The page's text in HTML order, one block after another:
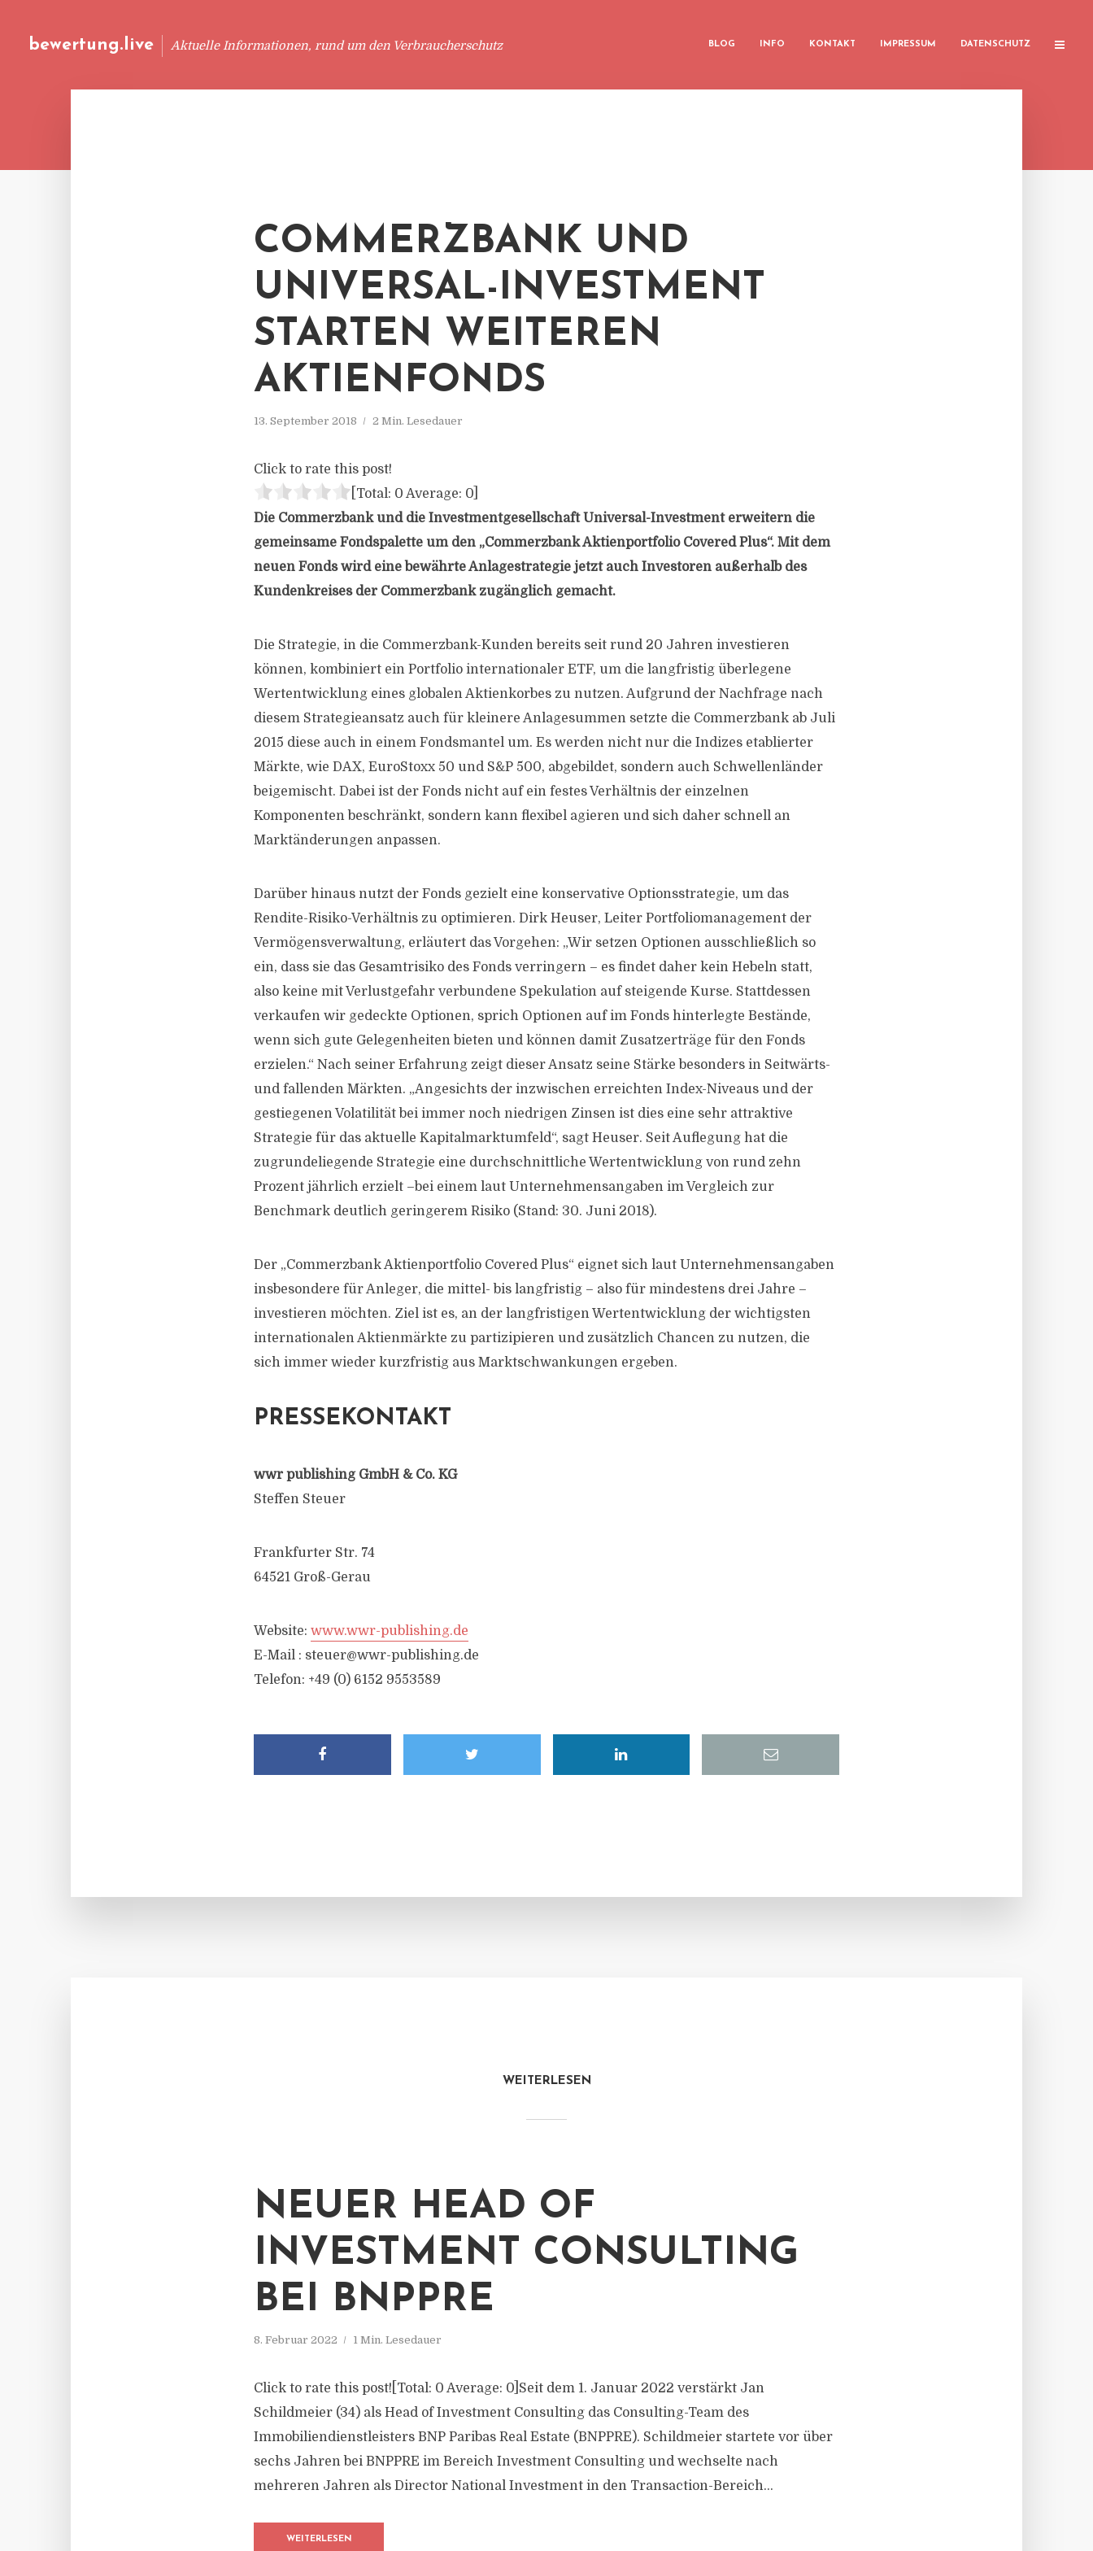
bewertung.live Aktuelle Informationen, rund um den Verbraucherschutz BLOG INFO KONTAKT IMPRESSUM DATENSCHUTZ
COMMERZBANK UND
UNIVERSAL-INVESTMENT
STARTEN WEITEREN
AKTIENFONDS
13. September 2018 2 Min. Lesedauer
Click to rate this post!
[Total: 0 Average: 0
Die Commerzbank und die Investmentgesellschaft Universal-Investment erweitern die
gemeinsame Fondspalette um den „Commerzbank Aktienportfolio Covered Plus“. Mit dem
neuen Fonds wird eine bewährte Anlagestrategie jetzt auch Investoren außerhalb des
Kundenkreises der Commerzbank zugänglich gemacht.
Die Strategie, in die Commerzbank-Kunden bereits seit rund 20 Jahren investieren
können, kombiniert ein Portfolio internationaler ETF, um die langfristig überlegene
Wertentwicklung eines globalen Aktienkorbes zu nutzen. Aufgrund der Nachfrage nach
diesem Strategieansatz auch für kleinere Anlagesummen setzte die Commerzbank ab Juli
2015 diese auch in einem Fondsmantel um. Es werden nicht nur die Indizes etablierter
Märkte, wie DAX, EuroStoxx 50 und S&P 500, abgebildet, sondern auch Schwellenländer
beigemischt. Dabei ist der Fonds nicht auf ein festes Verhältnis der einzelnen
Komponenten beschränkt, sondern kann flexibel agieren und sich daher schnell an
Marktänderungen anpassen.
Darüber hinaus nutzt der Fonds gezielt eine konservative Optionsstrategie, um das
Rendite-Risiko-Verhältnis zu optimieren. Dirk Heuser, Leiter Portfoliomanagement der
Vermögensverwaltung, erläutert das Vorgehen: „Wir setzen Optionen ausschließlich so
ein, dass sie das Gesamtrisiko des Fonds verringern – es findet daher kein Hebeln statt,
also keine mit Verlustgefahr verbundene Spekulation auf steigende Kurse. Stattdessen
verkaufen wir gedeckte Optionen, sprich Optionen auf im Fonds hinterlegte Bestände,
wenn sich gute Gelegenheiten bieten und können damit Zusatzerträge für den Fonds
erzielen.“ Nach seiner Erfahrung zeigt dieser Ansatz seine Stärke besonders in Seitwärts-
und fallenden Märkten. „Angesichts der inzwischen erreichten Index-Niveaus und der
gestiegenen Volatilität bei immer noch niedrigen Zinsen ist dies eine sehr attraktive
Strategie für das aktuelle Kapitalmarktumfeld“, sagt Heuser. Seit Auflegung hat die
zugrundeliegende Strategie eine durchschnittliche Wertentwicklung von rund zehn
Prozent jährlich erzielt –bei einem laut Unternehmensangaben im Vergleich zur
Benchmark deutlich geringerem Risiko (Stand: 30. Juni 2018).
Der „Commerzbank Aktienportfolio Covered Plus“ eignet sich laut Unternehmensangaben
insbesondere für Anleger, die mittel- bis langfristig – also für mindestens drei Jahre –
investieren möchten. Ziel ist es, an der langfristigen Wertentwicklung der wichtigsten
internationalen Aktienmärkte zu partizipieren und zusätzlich Chancen zu nutzen, die
sich immer wieder kurzfristig aus Marktschwankungen ergeben.
PRESSEKONTAKT
wwr publishing GmbH & Co. KG
Steffen Steuer
Frankfurter Str. 74
64521 Groß-Gerau
Website: www.wwr-publishing.de
E-Mail : steuer@wwr-publishing.de
Telefon: +49 (0) 6152 9553589
WEITERLESEN
NEUER HEAD OF
INVESTMENT CONSULTING
BEI BNPPRE
8. Februar 2022 1 Min. Lesedauer
Click to rate this post![Total: 0 Average: 0]Seit dem 1. Januar 2022 verstärkt Jan
Schildmeier (34) als Head of Investment Consulting das Consulting-Team des
Immobiliendienstleisters BNP Paribas Real Estate (BNPPRE). Schildmeier startete vor über
sechs Jahren bei BNPPRE im Bereich Investment Consulting und wechselte nach
mehreren Jahren als Director National Investment in den Transaction-Bereich...
WEITERLESEN